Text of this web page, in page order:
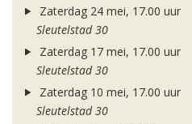
Zaterdag 24 mei, 17.00 uur
Sleutelstad 30
Zaterdag 17 mei, 17.00 uur
Sleutelstad 30
Zaterdag 10 mei, 17.00 uur
Sleutelstad 30